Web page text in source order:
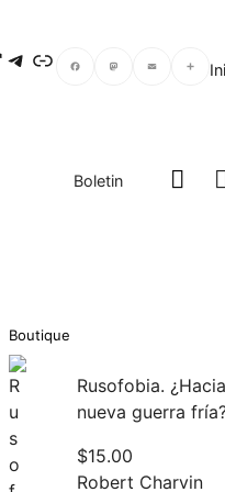
Telegram Enlace
Boletin
Boutique
Rusofobia.
nueva guerra
$15.00
Robert Charvin